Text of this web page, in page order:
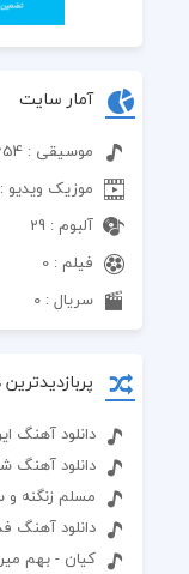
آمار سایت
موسیقی : 3654
موزیک ویدیو : 65
آلبوم : 29
فیلم : 0
سریال : 0
دانلود آهنگ
دانلود آهنگ
مسلم زنگنه و
دانلود آهنگ
کیان - بهم